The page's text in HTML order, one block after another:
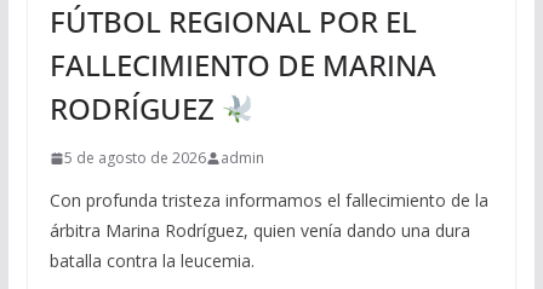
FÚTBOL REGIONAL POR EL
FALLECIMIENTO DE MARINA
RODRÍGUEZ
5 de agosto de 2026 admin
Con profunda tristeza informamos el fallecimiento de la
árbitra Marina Rodríguez, quien venía dando una dura
batalla contra la leucemia.